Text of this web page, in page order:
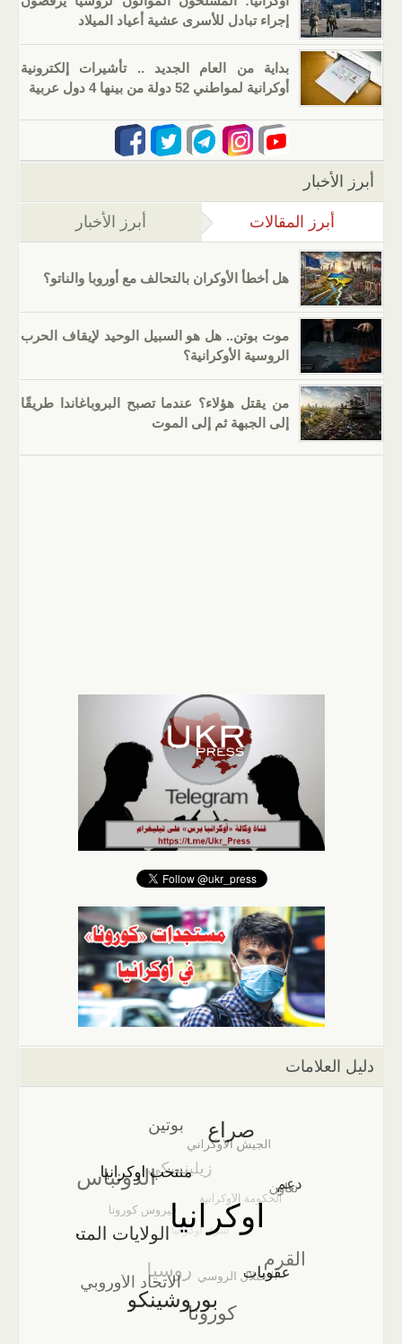
إجراء تبادل للأسرى عشية أعياد الميلاد
بداية من العام الجديد .. تأشيرات إلكترونية
أوكرانية لمواطني 52 دولة من بينها 4 دول عربية
أبرز الأخبار
أبرز المقالات (علامة التبويب النشطة)
أبرز الأخبار
هل أخطأ الأوكران بالتحالف مع أوروبا والناتو؟
موت بوتن.. هل هو السبيل الوحيد لإيقاف الحرب
الروسية الأوكرانية؟
من يقتل هؤلاء؟ عندما تصبح البروباغاندا طريقًا
إلى الجبهة ثم إلى الموت
دليل العلامات